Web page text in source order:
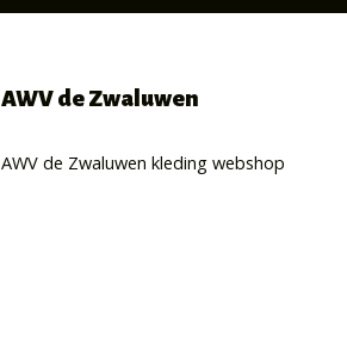
AWV de Zwaluwen
AWV de Zwaluwen kleding webshop